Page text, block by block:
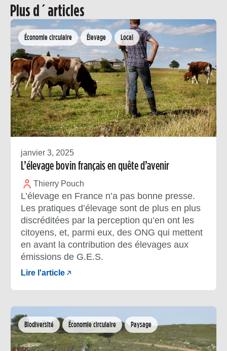
Plus d´articles
Économie circulaire Élevage Local
janvier 3, 2025
L’élevage bovin français en quête d’avenir
Thierry Pouch
L’élevage en France n’a pas bonne presse.
Les pratiques d’élevage sont de plus en plus
discréditées par la perception qu’en ont les
citoyens, et, parmi eux, des ONG qui mettent
en avant la contribution des élevages aux
émissions de G.E.S.
Lire l'article
Biodiversité Économie circulaire Paysage